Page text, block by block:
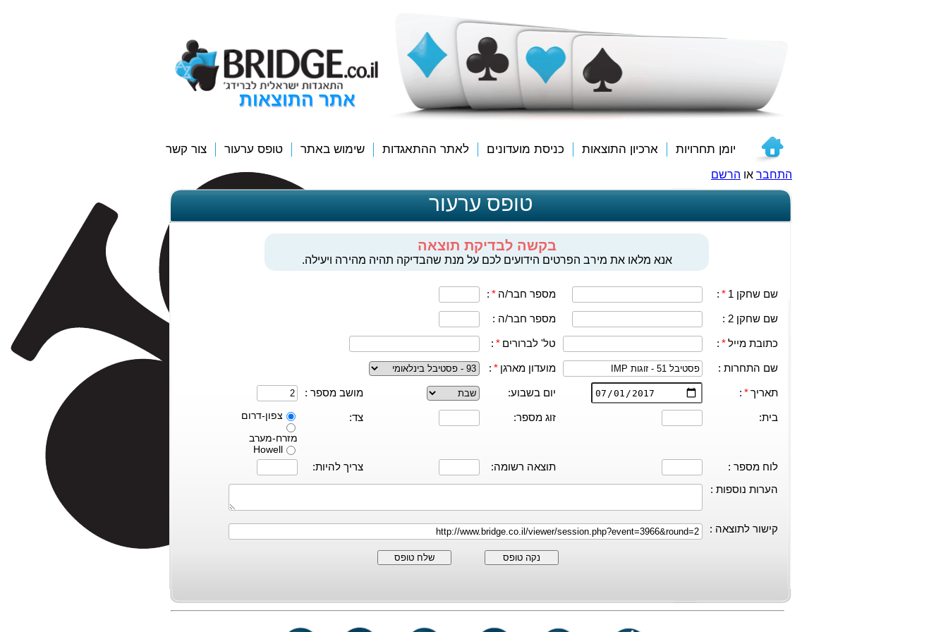
אתר התוצאות
יומן תחרויות ארכיון התוצאות כניסת מועדונים לאתר ההתאגדות שימוש באתר טופס ערעור צור קשר
התחבר או הרשם
טופס ערעור
בקשה לבדיקת תוצאה
אנא מלאו את מירב הפרטים הידועים לכם על מנת שהבדיקה תהיה מהירה ויעילה.
שם שחקן 1 *
: מספר חבר/ה *
:
שם שחקן 2 : מספר חבר/ה :
כתובת מייל*
: טל' לברורים *
:
שם התחרות : מועדון מארגן *
:
תאריך*
: יום בשבוע: מושב מספר :
בית: זוג מספר: צד:
צפון-דרום
מזרח-מערב
Howell
לוח מספר : תוצאה רשומה:
צריך להיות:
הערות נוספות :
קישור לתוצאה :
נקה טופס שלח טופס